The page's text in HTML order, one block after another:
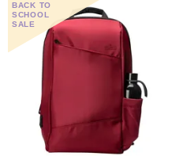
BACK TO
SCHOOL
SALE